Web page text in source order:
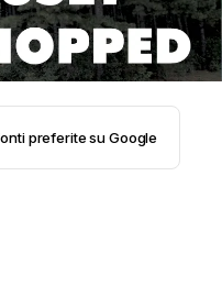
preferite su Google